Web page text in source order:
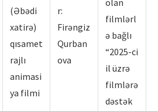
(Əbədi
xatirə)
qısamet
rajlı
animasi
ya filmi
r:
Firəngiz
Qurban
ova
olan
filmlərl
ə bağlı
“2025-ci
il üzrə
filmlərə
dəstək